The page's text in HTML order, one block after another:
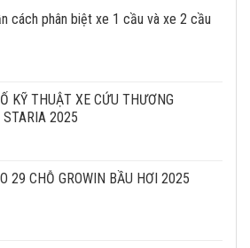
cách phân biệt xe 1 cầu và xe 2 cầu
KỸ THUẬT XE CỨU THƯƠNG
STARIA 2025
29 CHỖ GROWIN BẦU HƠI 2025